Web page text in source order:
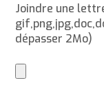
Joindre une
dépasser 2Mo)